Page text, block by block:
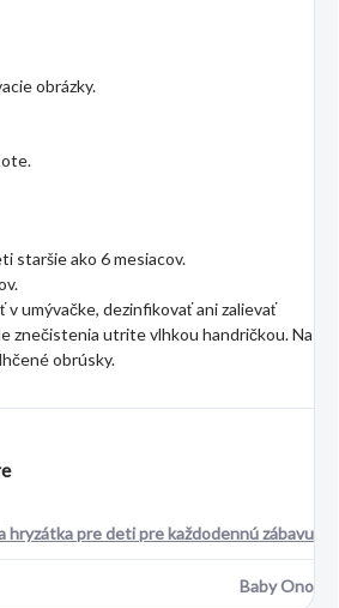
obrázky.
staršie ako 6 mesiacov.
v umývačke, dezinfikovať ani zalievať
znečistenia utrite vlhkou handričkou. Na
obrúsky.
hryzátka pre deti pre každodennú zábavu
Baby Ono